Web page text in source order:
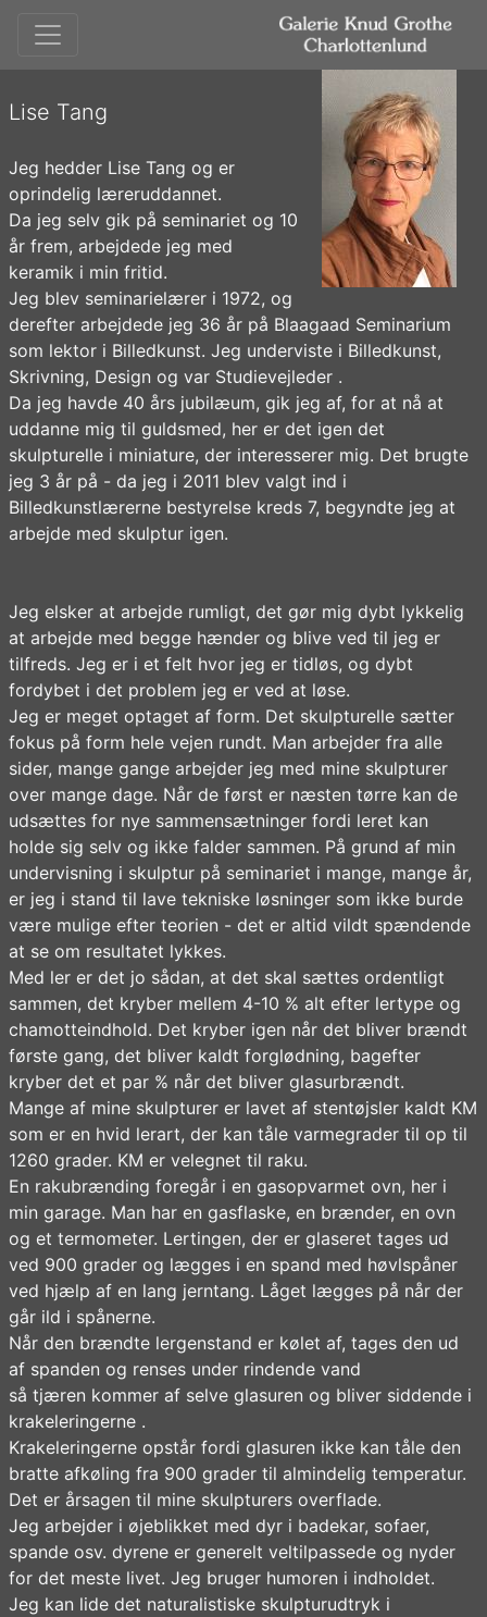
Lise Tang
Jeg hedder Lise Tang og er
oprindelig læreruddannet.
Da jeg selv gik på seminariet og 10
år frem, arbejdede jeg med
keramik i min fritid.
Jeg blev seminarielærer i 1972, og
derefter arbejdede jeg 36 år på Blaagaad Seminarium
som lektor i Billedkunst. Jeg underviste i Billedkunst,
Skrivning, Design og var Studievejleder .
Da jeg havde 40 års jubilæum, gik jeg af, for at nå at
uddanne mig til guldsmed, her er det igen det
skulpturelle i miniature, der interesserer mig. Det brugte
jeg 3 år på - da jeg i 2011 blev valgt ind i
Billedkunstlærerne bestyrelse kreds 7, begyndte jeg at
arbejde med skulptur igen.
Jeg elsker at arbejde rumligt, det gør mig dybt lykkelig
at arbejde med begge hænder og blive ved til jeg er
tilfreds. Jeg er i et felt hvor jeg er tidløs, og dybt
fordybet i det problem jeg er ved at løse.
Jeg er meget optaget af form. Det skulpturelle sætter
fokus på form hele vejen rundt. Man arbejder fra alle
sider, mange gange arbejder jeg med mine skulpturer
over mange dage. Når de først er næsten tørre kan de
udsættes for nye sammensætninger fordi leret kan
holde sig selv og ikke falder sammen. På grund af min
undervisning i skulptur på seminariet i mange, mange år,
er jeg i stand til lave tekniske løsninger som ikke burde
være mulige efter teorien - det er altid vildt spændende
at se om resultatet lykkes.
Med ler er det jo sådan, at det skal sættes ordentligt
sammen, det kryber mellem 4-10 % alt efter lertype og
chamotteindhold. Det kryber igen når det bliver brændt
første gang, det bliver kaldt forglødning, bagefter
kryber det et par % når det bliver glasurbrændt.
Mange af mine skulpturer er lavet af stentøjsler kaldt KM
som er en hvid lerart, der kan tåle varmegrader til op til
1260 grader. KM er velegnet til raku.
En rakubrænding foregår i en gasopvarmet ovn, her i
min garage. Man har en gasflaske, en brænder, en ovn
og et termometer. Lertingen, der er glaseret tages ud
ved 900 grader og lægges i en spand med høvlspåner
ved hjælp af en lang jerntang. Låget lægges på når der
går ild i spånerne.
Når den brændte lergenstand er kølet af, tages den ud
af spanden og renses under rindende vand
så tjæren kommer af selve glasuren og bliver siddende i
krakeleringerne .
Krakeleringerne opstår fordi glasuren ikke kan tåle den
bratte afkøling fra 900 grader til almindelig temperatur.
Det er årsagen til mine skulpturers overflade.
Jeg arbejder i øjeblikket med dyr i badekar, sofaer,
spande osv. dyrene er generelt veltilpassede og nyder
for det meste livet. Jeg bruger humoren i indholdet.
Jeg kan lide det naturalistiske skulpturudtryk i